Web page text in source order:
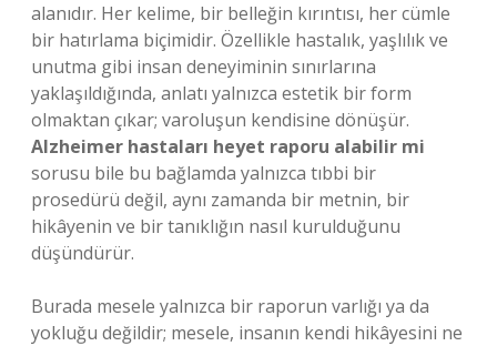
alanıdır. Her kelime, bir belleğin kırıntısı, her cümle
bir hatırlama biçimidir. Özellikle hastalık, yaşlılık ve
unutma gibi insan deneyiminin sınırlarına
yaklaşıldığında, anlatı yalnızca estetik bir form
olmaktan çıkar; varoluşun kendisine dönüşür.
Alzheimer hastaları heyet raporu alabilir mi
sorusu bile bu bağlamda yalnızca tıbbi bir
prosedürü değil, aynı zamanda bir metnin, bir
hikâyenin ve bir tanıklığın nasıl kurulduğunu
düşündürür.
Burada mesele yalnızca bir raporun varlığı ya da
yokluğu değildir; mesele, insanın kendi hikâyesini ne